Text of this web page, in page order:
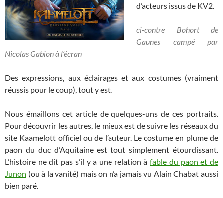
d’acteurs issus de KV2.
ci-contre Bohort de
Gaunes campé par
Nicolas Gabion à l’écran
Des expressions, aux éclairages et aux costumes (vraiment
réussis pour le coup), tout y est.
Nous émaillons cet article de quelques-uns de ces portraits.
Pour découvrir les autres, le mieux est de suivre les réseaux du
site Kaamelott officiel ou de l’auteur. Le costume en plume de
paon du duc d’Aquitaine est tout simplement étourdissant.
L’histoire ne dit pas s’il y a une relation àfable du paon et de
Junon (ou à la vanité) mais on n’a jamais vu Alain Chabat aussi
bien paré.